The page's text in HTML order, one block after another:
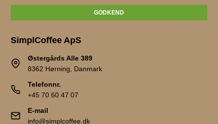
GODKEND
SimplCoffee ApS
Østergårds Alle 389
8362 Hørning, Danmark
Telefonnr.
+45 70 60 47 07
E-mail
info@simplcoffee.dk